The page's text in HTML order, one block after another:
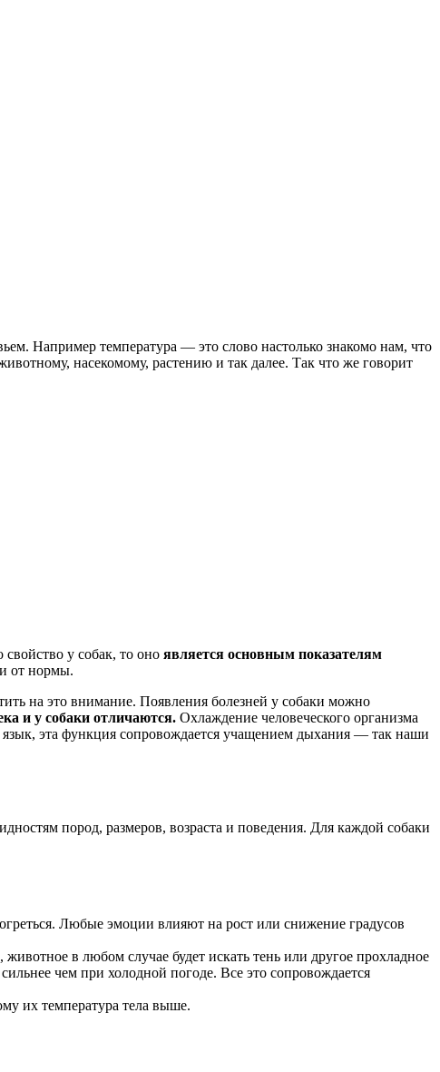
Например температура — это слово настолько знакомо нам, что
насекомому, растению и так далее. Так что же говорит
у собак, то оно является основным показателям
от нормы.
на это внимание. Появления болезней у собаки можно
и у собаки отличаются. Охлаждение человеческого организма
эта функция сопровождается учащением дыхания — так наши
пород, размеров, возраста и поведения. Для каждой собаки
Любые эмоции влияют на рост или снижение градусов
в любом случае будет искать тень или другое прохладное
чем при холодной погоде. Все это сопровождается
их температура тела выше.